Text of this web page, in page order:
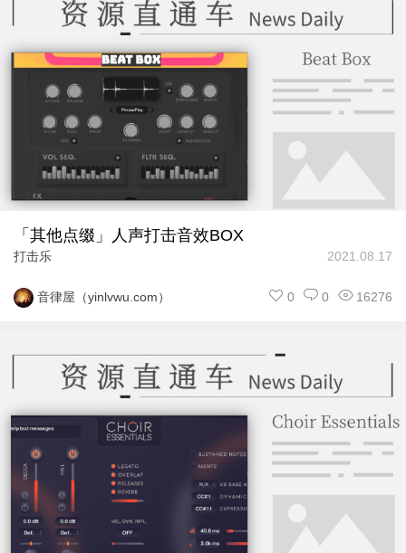
「其他点缀」人声打击音效BOX
打击乐 2021.08.17
音律屋（yinlvwu.com） 16276
0
0